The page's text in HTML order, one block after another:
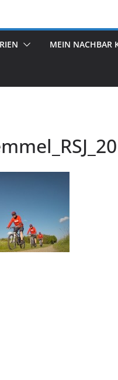
MEIN NACHBAR